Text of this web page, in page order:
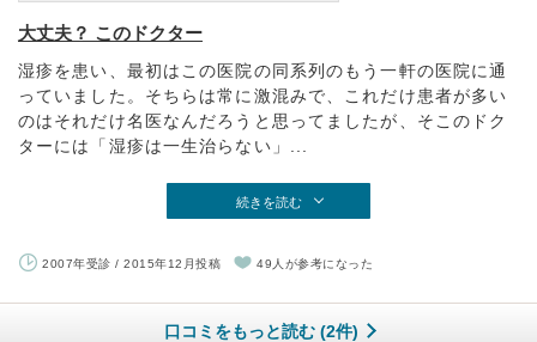
大丈夫？ このドクター
湿疹を患い、最初はこの医院の同系列のもう一軒の医院に通
っていました。そちらは常に激混みで、これだけ患者が多い
のはそれだけ名医なんだろうと思ってましたが、そこのドク
ターには「湿疹は一生治らない」...
続きを読む
2007年受診 / 2015年12月投稿 49人が参考になった
口コミをもっと読む (2件)